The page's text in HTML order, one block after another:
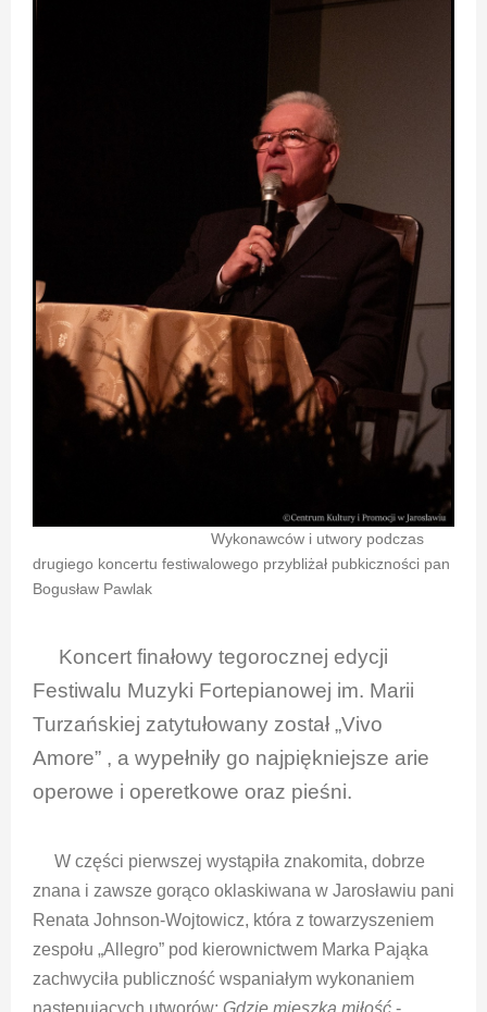
Wykonawców i utwory podczas
drugiego koncertu festiwalowego przybliżał pubkiczności pan
Bogusław Pawlak
Koncert finałowy tegorocznej edycji
Festiwalu Muzyki Fortepianowej im. Marii
Turzańskiej zatytułowany został „Vivo
Amore” , a wypełniły go najpiękniejsze arie
operowe i operetkowe oraz pieśni.
W części pierwszej wystąpiła znakomita, dobrze
znana i zawsze gorąco oklaskiwana w Jarosławiu pani
Renata Johnson-Wojtowicz, która z towarzyszeniem
zespołu „Allegro” pod kierownictwem Marka Pająka
zachwyciła publiczność wspaniałym wykonaniem
następujących utworów: Gdzie mieszka miłość -